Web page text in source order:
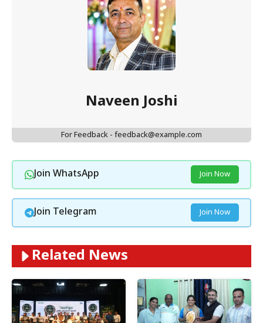
Naveen Joshi
For Feedback - feedback@example.com
Join WhatsApp Join Now
Join Telegram Join Now
Related News